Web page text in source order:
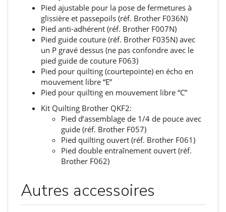
Pied ajustable pour la pose de fermetures à
glissière et passepoils (réf. Brother F036N)
Pied anti-adhérent (réf. Brother F007N)
Pied guide couture (réf. Brother F035N) avec
un P gravé dessus (ne pas confondre avec le
pied guide de couture F063)
Pied pour quilting (courtepointe) en écho en
mouvement libre “E”
Pied pour quilting en mouvement libre “C”
Kit Quilting Brother QKF2:
Pied d’assemblage de 1/4 de pouce avec
guide (réf. Brother F057)
Pied quilting ouvert (réf. Brother F061)
Pied double entraînement ouvert (réf.
Brother F062)
Autres accessoires